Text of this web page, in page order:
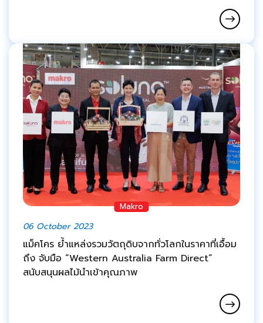
Makro
06 October 2023
แม็คโคร ย้ำแหล่งรวมวัตถุดิบจากทั่วโลกในราคาที่เอื้อม
ถึง จับมือ “Western Australia Farm Direct”
สนับสนุนผลไม้นำเข้าคุณภาพ